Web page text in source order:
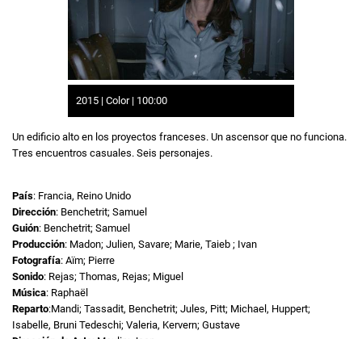
2015 | Color | 100:00
Un edificio alto en los proyectos franceses. Un ascensor que no funciona.
Tres encuentros casuales. Seis personajes.
País: Francia, Reino Unido
Dirección: Benchetrit; Samuel
Guión: Benchetrit; Samuel
Producción: Madon; Julien, Savare; Marie, Taieb ; Ivan
Fotografía: Aïm; Pierre
Sonido: Rejas; Thomas, Rejas; Miguel
Música: Raphaël
Reparto:Mandi; Tassadit, Benchetrit; Jules, Pitt; Michael, Huppert;
Isabelle, Bruni Tedeschi; Valeria, Kervern; Gustave